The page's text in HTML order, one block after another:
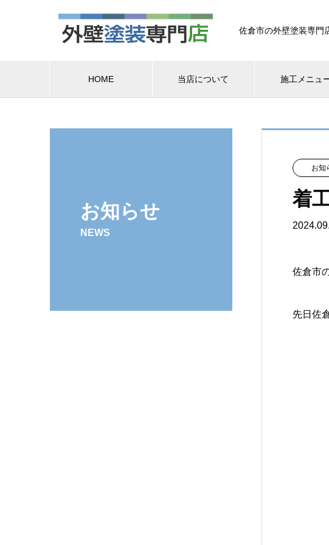
佐倉市の外壁塗装専門
HOME 当店について 施工メニュ
お知らせ
NEWS
お知
着
佐倉市
先日佐